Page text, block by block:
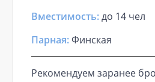
Вместимость:до 14 чел
Парная:Финская
Рекомендуем заранее